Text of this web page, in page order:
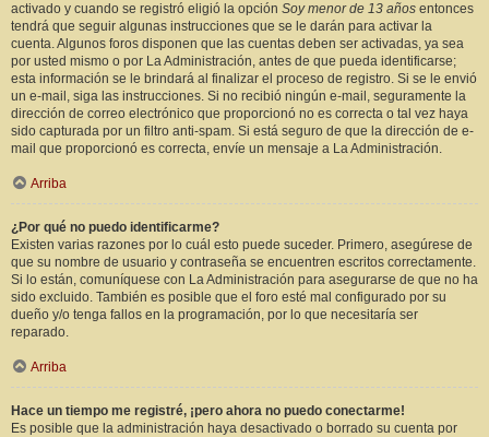
activado y cuando se registró eligió la opción Soy menor de 13 años entonces
tendrá que seguir algunas instrucciones que se le darán para activar la
cuenta. Algunos foros disponen que las cuentas deben ser activadas, ya sea
por usted mismo o por La Administración, antes de que pueda identificarse;
esta información se le brindará al finalizar el proceso de registro. Si se le envió
un e-mail, siga las instrucciones. Si no recibió ningún e-mail, seguramente la
dirección de correo electrónico que proporcionó no es correcta o tal vez haya
sido capturada por un filtro anti-spam. Si está seguro de que la dirección de e-
mail que proporcionó es correcta, envíe un mensaje a La Administración.
Arriba
¿Por qué no puedo identificarme?
Existen varias razones por lo cuál esto puede suceder. Primero, asegúrese de
que su nombre de usuario y contraseña se encuentren escritos correctamente.
Si lo están, comuníquese con La Administración para asegurarse de que no ha
sido excluido. También es posible que el foro esté mal configurado por su
dueño y/o tenga fallos en la programación, por lo que necesitaría ser
reparado.
Arriba
Hace un tiempo me registré, ¡pero ahora no puedo conectarme!
Es posible que la administración haya desactivado o borrado su cuenta por